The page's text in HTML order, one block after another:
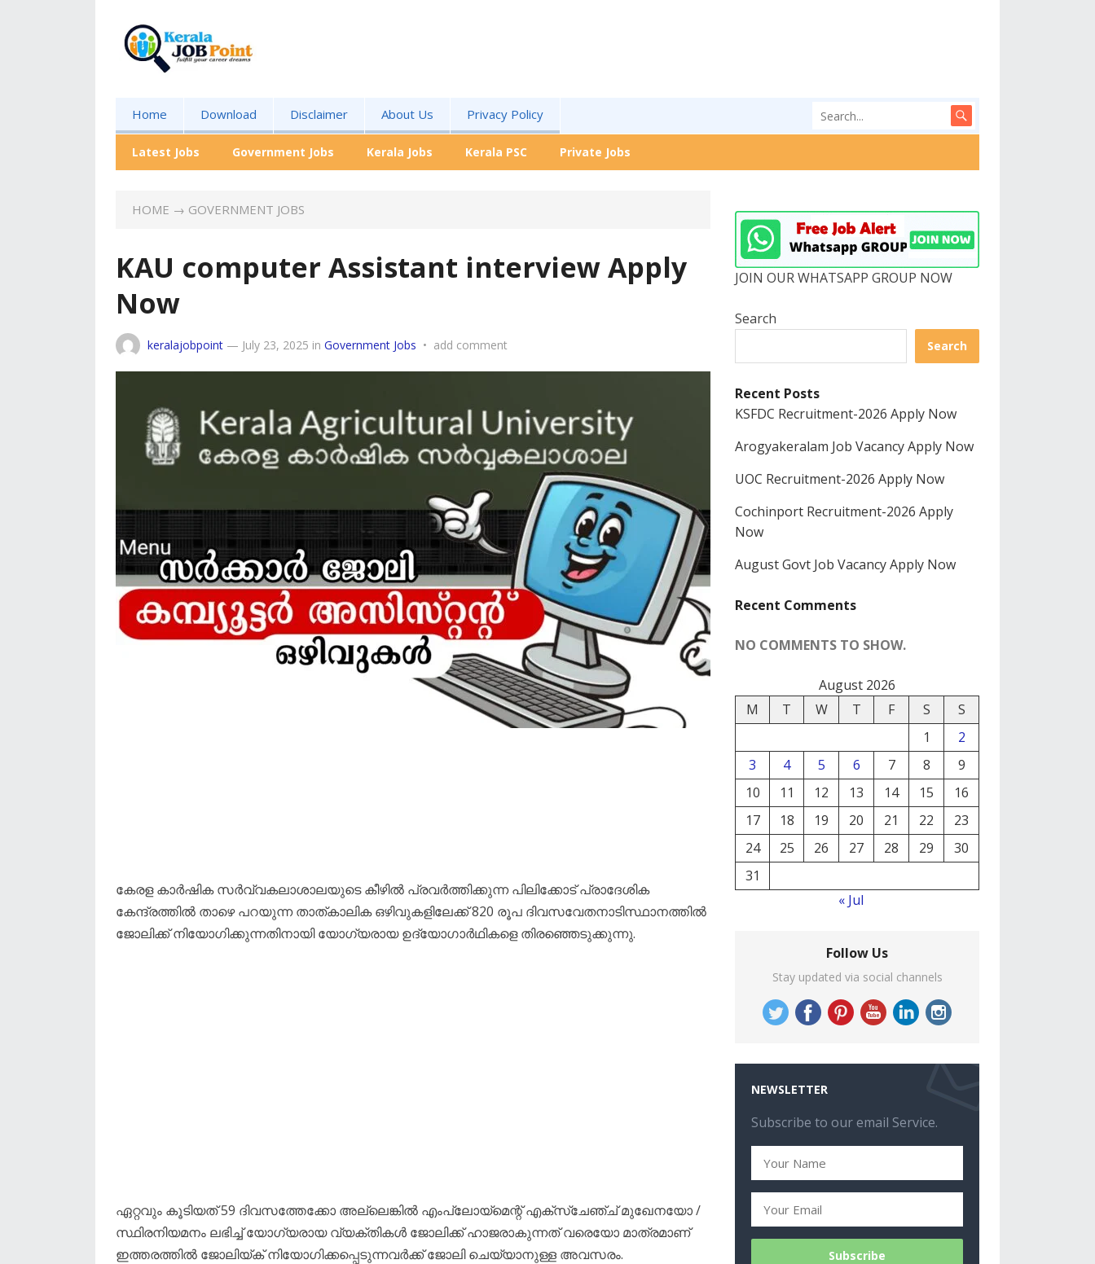
Home Download Disclaimer About Us Privacy Policy
Latest Jobs Government Jobs Kerala Jobs Kerala PSC Private Jobs
HOME → GOVERNMENT JOBS
KAU computer Assistant interview Apply
Now
keralajobpoint — July 23, 2025 in Government Jobs • add comment
കേരള കാർഷിക സർവ്വകലാശാലയുടെ കീഴിൽ പ്രവർത്തിക്കുന്ന പിലിക്കോട് പ്രാദേശിക
കേന്ദ്രത്തിൽ താഴെ പറയുന്ന താത്കാലിക ഒഴിവുകളിലേക്ക് 820 രൂപ ദിവസവേതനാടിസ്ഥാനത്തിൽ
ജോലിക്ക് നിയോഗിക്കുന്നതിനായി യോഗ്യരായ ഉദ്യോഗാർഥികളെ തിരഞ്ഞെടുക്കുന്നു.
ഏറ്റവും കൂടിയത് 59 ദിവസത്തേക്കോ അല്ലെങ്കിൽ എംപ്ലോയ്മെന്റ് എക്സ്ചേഞ്ച് മുഖേനയോ /
സ്ഥിരനിയമനം ലഭിച്ച് യോഗ്യരായ വ്യക്തികൾ ജോലിക്ക് ഹാജരാകുന്നത് വരെയോ മാത്രമാണ്
ഇത്തരത്തിൽ ജോലിയ്ക് നിയോഗിക്കപ്പെടുന്നവർക്ക് ജോലി ചെയ്യാനുള്ള അവസരം.
JOIN OUR WHATSAPP GROUP NOW
Search
Search
Recent Posts
KSFDC Recruitment-2026 Apply Now
Arogyakeralam Job Vacancy Apply Now
UOC Recruitment-2026 Apply Now
Cochinport Recruitment-2026 Apply
Now
August Govt Job Vacancy Apply Now
Recent Comments
NO COMMENTS TO SHOW.
August 2026
M
T W T F S
S
1
2
3
4 5 6 7 8
9
10
11 12 13 14 15
16
17
18 19 20 21 22
23
24
25 26 27 28 29
30
31
« Jul
Follow Us
Stay updated via social channels
NEWSLETTER
Subscribe to our email Service.